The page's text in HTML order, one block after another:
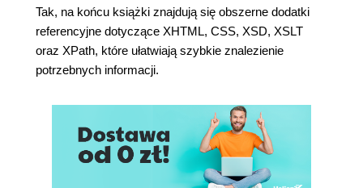
Tworzenie dokumentów XSLT za pomocą Adobe
Dreamweavera CS3 (124)
kaskadowych arkuszy stylów (CSS) (126)
Podstawy CSS (126)
Zmiana czcionki (128)
Kolorowanie tekstu (130)
Tak, na końcu książki znajdują się obszerne dodatki
referencyjne dotyczące XHTML, CSS, XSD, XSLT
oraz XPath, które ułatwiają szybkie znalezienie
potrzebnych informacji.